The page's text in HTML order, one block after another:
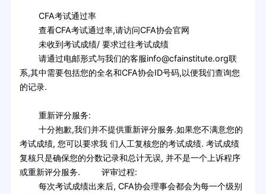
CFA考试通过率
查看CFA考试通过率,请访问CFA协会官网
未收到考试成绩/ 要求过往考试成绩
请通过电邮形式与我们的客服info@cfainstitute.org联
系,其中需要包括您的全名和CFA协会ID号码,以便我们查询您
的记录.
重新评分服务:
十分抱歉,我们并不提供重新评分服务.如果您不满意您的
考试成绩, 您可以要求我 们人工复核您的考试成绩. 考试成绩
复核只是确保您的分数记录和总计无误, 并不是一个上诉程序
或重新评分服务. 评审过程:
每次考试成绩出来后, CFA协会理事会都会为每一个级别